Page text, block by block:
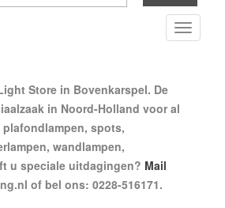
Toggle
Store in Bovenkarspel. De
in Noord-Holland voor al
spots,
wandlampen,
u speciale uitdagingen? Mail
of bel ons: 0228-516171.